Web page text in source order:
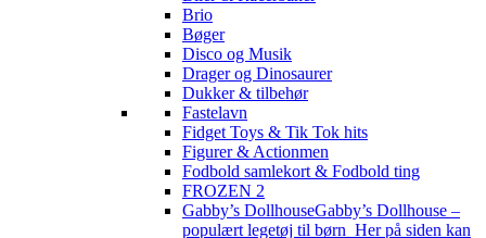
Brio
Bøger
Disco og Musik
Drager og Dinosaurer
Dukker & tilbehør
Fastelavn
Fidget Toys & Tik Tok hits
Figurer & Actionmen
Fodbold samlekort & Fodbold ting
FROZEN 2
Gabby’s DollhouseGabby’s Dollhouse –
populært legetøj til børn Her på siden kan